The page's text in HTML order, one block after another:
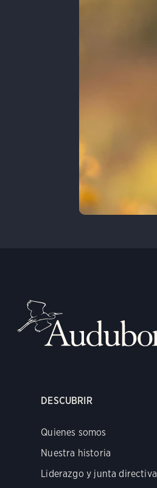
DESCUBRIR
Quienes somos
Nuestra historia
Liderazgo y junta directiva